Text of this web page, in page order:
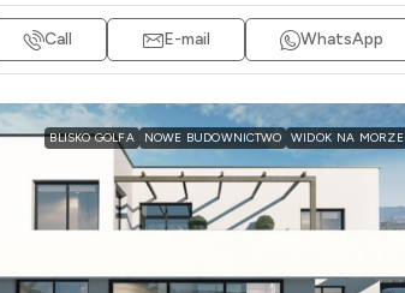
Call E-mail WhatsApp
BLISKO GOLFA NOWE BUDOWNICTWO WIDOK NA MORZE